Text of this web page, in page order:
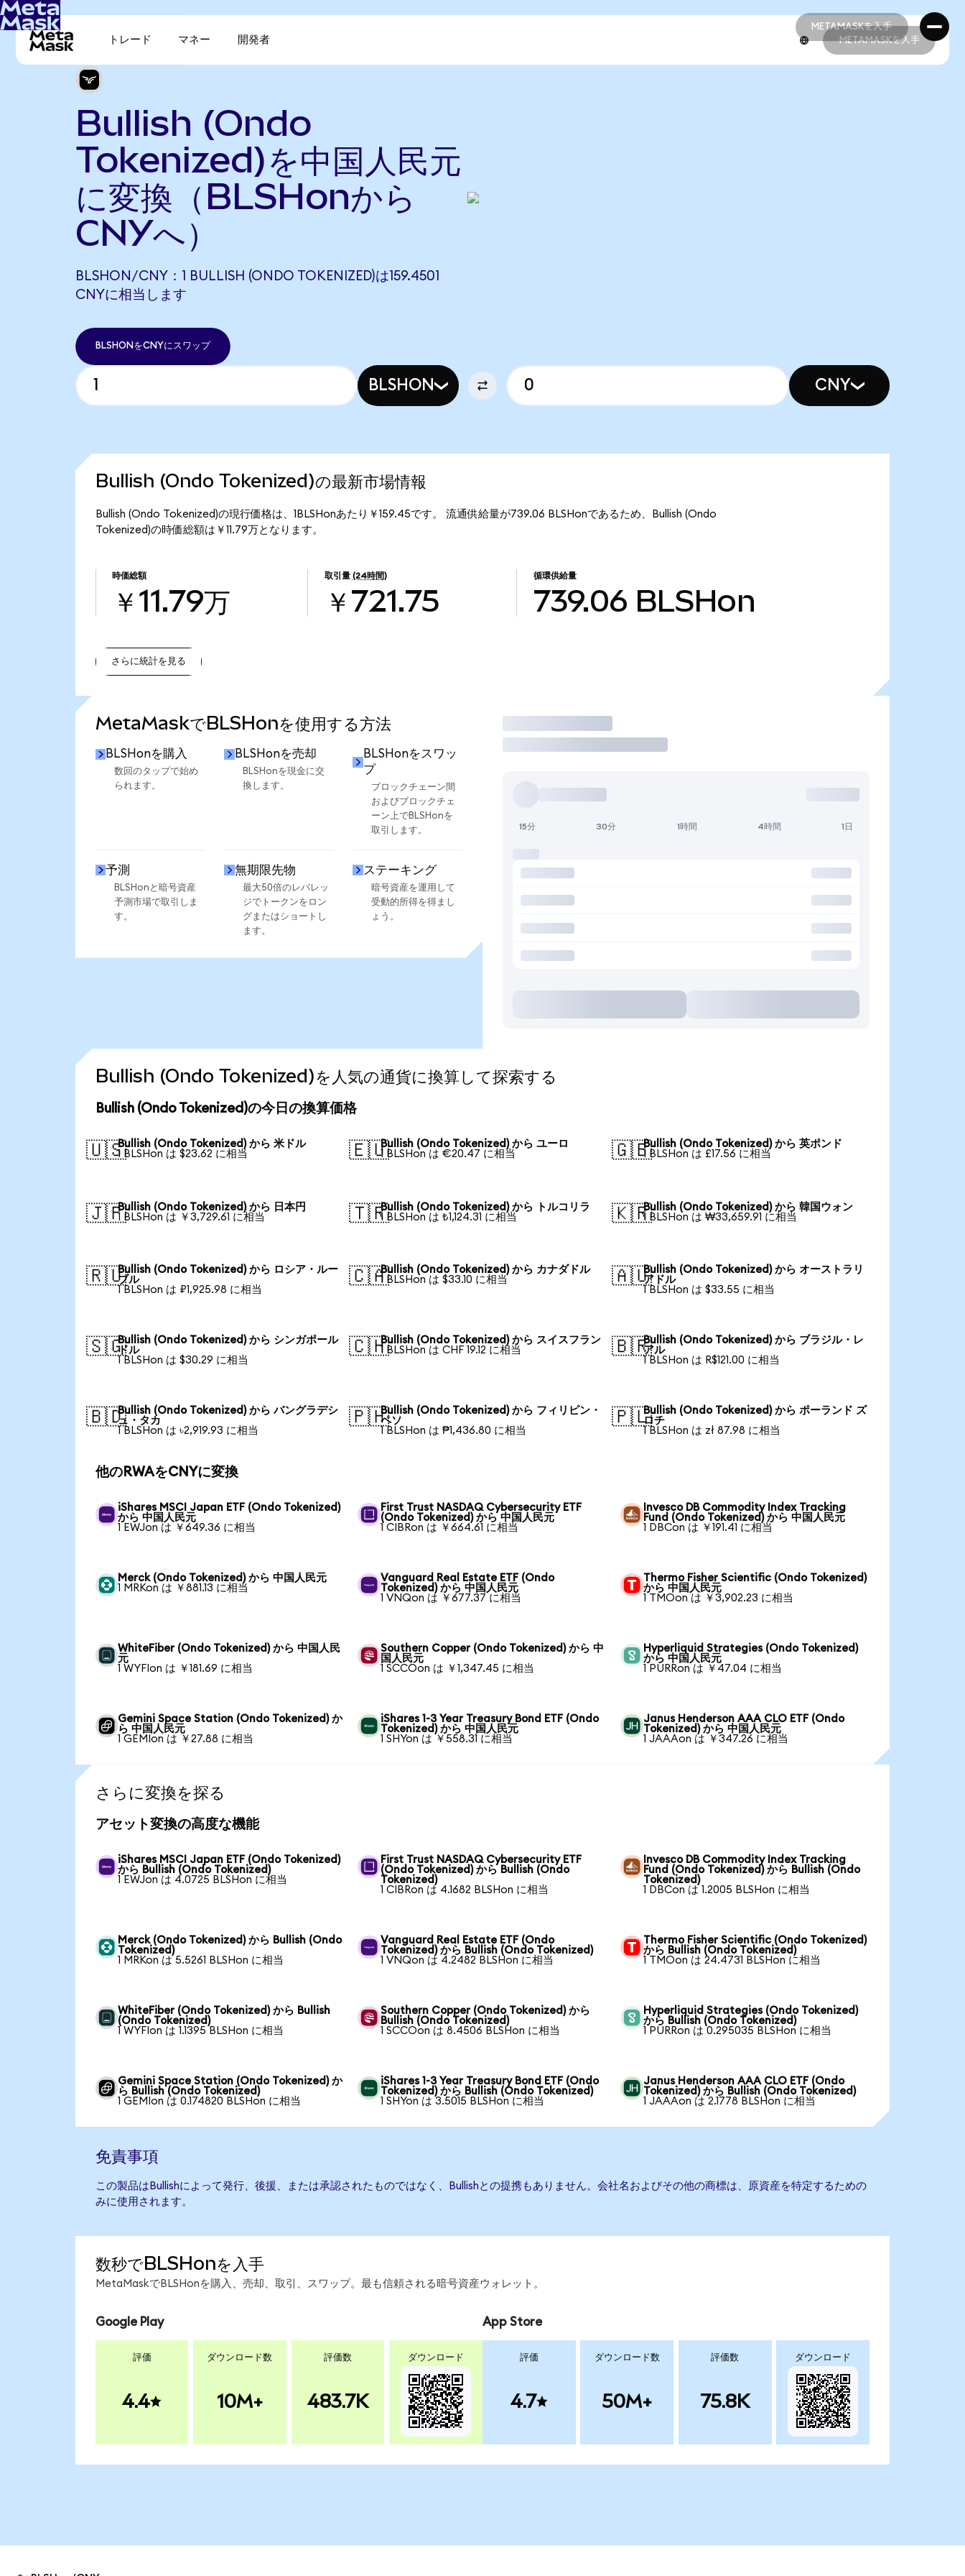
METAMASKを入手
METAMASKを入手
トレード マネー 開発者 METAMASKを入手
Bullish (Ondo
Tokenized)を中国人民元
に変換（BLSHonから
CNYへ）
BLSHON/CNY：1 BULLISH (ONDO TOKENIZED)は159.4501
CNYに相当します
BLSHONをCNYにスワップ
BLSHON CNY
Bullish (Ondo Tokenized)の最新市場情報
Bullish (Ondo Tokenized)の現行価格は、1BLSHonあたり￥159.45です。 流通供給量が739.06 BLSHonであるため、Bullish (Ondo
Tokenized)の時価総額は￥11.79万となります。
時価総額
￥11.79万
取引量 (24時間)
￥721.75
循環供給量
739.06 BLSHon
さらに統計を見る
MetaMaskでBLSHonを使用する方法
BLSHonを購入
数回のタップで始め
られます。
BLSHonを売却
BLSHonを現金に交
換します。
BLSHonをスワッ
プ
ブロックチェーン間
およびブロックチェ
ーン上でBLSHonを
取引します。
予測
BLSHonと暗号資産
予測市場で取引しま
す。
無期限先物
最大50倍のレバレッ
ジでトークンをロン
グまたはショートし
ます。
ステーキング
暗号資産を運用して
受動的所得を得まし
ょう。
取引
15分 30分 1時間 4時間 1日
Bullish (Ondo Tokenized)を人気の通貨に換算して探索する
Bullish (Ondo Tokenized)の今日の換算価格
🇺🇸Bullish (Ondo Tokenized) から 米ドル
1 BLSHon は $23.62 に相当
🇪🇺Bullish (Ondo Tokenized) から ユーロ
1 BLSHon は €20.47 に相当
🇬🇧Bullish (Ondo Tokenized) から 英ポンド
1 BLSHon は £17.56 に相当
🇯🇵Bullish (Ondo Tokenized) から 日本円
1 BLSHon は ￥3,729.61 に相当
🇹🇷Bullish (Ondo Tokenized) から トルコリラ
1 BLSHon は ₺1,124.31 に相当
🇰🇷Bullish (Ondo Tokenized) から 韓国ウォン
1 BLSHon は ₩33,659.91 に相当
🇷🇺Bullish (Ondo Tokenized) から ロシア・ルー
ブル
1 BLSHon は ₽1,925.98 に相当
🇨🇦Bullish (Ondo Tokenized) から カナダドル
1 BLSHon は $33.10 に相当
🇦🇺Bullish (Ondo Tokenized) から オーストラリ
アドル
1 BLSHon は $33.55 に相当
🇸🇬Bullish (Ondo Tokenized) から シンガポール
ドル
1 BLSHon は $30.29 に相当
🇨🇭Bullish (Ondo Tokenized) から スイスフラン
1 BLSHon は CHF 19.12 に相当
🇧🇷Bullish (Ondo Tokenized) から ブラジル・レ
アル
1 BLSHon は R$121.00 に相当
🇧🇩Bullish (Ondo Tokenized) から バングラデシ
ュ・タカ
1 BLSHon は ৳2,919.93 に相当
🇵🇭Bullish (Ondo Tokenized) から フィリピン・
ペソ
1 BLSHon は ₱1,436.80 に相当
🇵🇱Bullish (Ondo Tokenized) から ポーランド ズ
ロチ
1 BLSHon は zł 87.98 に相当
他のRWAをCNYに変換
iShares MSCI Japan ETF (Ondo Tokenized)
から 中国人民元
1 EWJon は ￥649.36 に相当
First Trust NASDAQ Cybersecurity ETF
(Ondo Tokenized) から 中国人民元
1 CIBRon は ￥664.61 に相当
Invesco DB Commodity Index Tracking
Fund (Ondo Tokenized) から 中国人民元
1 DBCon は ￥191.41 に相当
Merck (Ondo Tokenized) から 中国人民元
1 MRKon は ￥881.13 に相当
Vanguard Real Estate ETF (Ondo
Tokenized) から 中国人民元
1 VNQon は ￥677.37 に相当
Thermo Fisher Scientific (Ondo Tokenized)
から 中国人民元
1 TMOon は ￥3,902.23 に相当
WhiteFiber (Ondo Tokenized) から 中国人民
元
1 WYFIon は ￥181.69 に相当
Southern Copper (Ondo Tokenized) から 中
国人民元
1 SCCOon は ￥1,347.45 に相当
Hyperliquid Strategies (Ondo Tokenized)
から 中国人民元
1 PURRon は ￥47.04 に相当
Gemini Space Station (Ondo Tokenized) か
ら 中国人民元
1 GEMIon は ￥27.88 に相当
iShares 1-3 Year Treasury Bond ETF (Ondo
Tokenized) から 中国人民元
1 SHYon は ￥558.31 に相当
Janus Henderson AAA CLO ETF (Ondo
Tokenized) から 中国人民元
1 JAAAon は ￥347.26 に相当
さらに変換を探る
アセット変換の高度な機能
iShares MSCI Japan ETF (Ondo Tokenized)
から Bullish (Ondo Tokenized)
1 EWJon は 4.0725 BLSHon に相当
First Trust NASDAQ Cybersecurity ETF
(Ondo Tokenized) から Bullish (Ondo
Tokenized)
1 CIBRon は 4.1682 BLSHon に相当
Invesco DB Commodity Index Tracking
Fund (Ondo Tokenized) から Bullish (Ondo
Tokenized)
1 DBCon は 1.2005 BLSHon に相当
Merck (Ondo Tokenized) から Bullish (Ondo
Tokenized)
1 MRKon は 5.5261 BLSHon に相当
Vanguard Real Estate ETF (Ondo
Tokenized) から Bullish (Ondo Tokenized)
1 VNQon は 4.2482 BLSHon に相当
Thermo Fisher Scientific (Ondo Tokenized)
から Bullish (Ondo Tokenized)
1 TMOon は 24.4731 BLSHon に相当
WhiteFiber (Ondo Tokenized) から Bullish
(Ondo Tokenized)
1 WYFIon は 1.1395 BLSHon に相当
Southern Copper (Ondo Tokenized) から
Bullish (Ondo Tokenized)
1 SCCOon は 8.4506 BLSHon に相当
Hyperliquid Strategies (Ondo Tokenized)
から Bullish (Ondo Tokenized)
1 PURRon は 0.295035 BLSHon に相当
Gemini Space Station (Ondo Tokenized) か
ら Bullish (Ondo Tokenized)
1 GEMIon は 0.174820 BLSHon に相当
iShares 1-3 Year Treasury Bond ETF (Ondo
Tokenized) から Bullish (Ondo Tokenized)
1 SHYon は 3.5015 BLSHon に相当
Janus Henderson AAA CLO ETF (Ondo
Tokenized) から Bullish (Ondo Tokenized)
1 JAAAon は 2.1778 BLSHon に相当
免責事項
この製品はBullishによって発行、後援、または承認されたものではなく、Bullishとの提携もありません。会社名およびその他の商標は、原資産を特定するための
みに使用されます。
数秒でBLSHonを入手
MetaMaskでBLSHonを購入、売却、取引、スワップ。最も信頼される暗号資産ウォレット。
Google Play
評価
4.4
ダウンロード数
10M+
評価数
483.7K
ダウンロード
App Store
評価
4.7
ダウンロード数
50M+
評価数
75.8K
ダウンロード